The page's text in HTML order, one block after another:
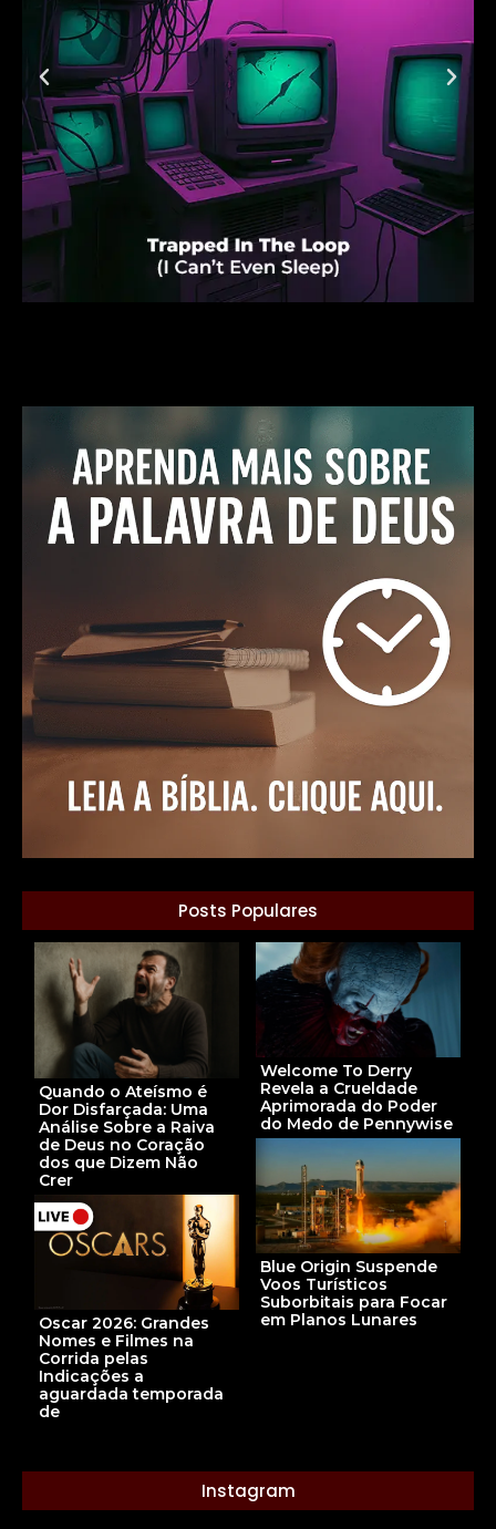
Posts Populares
Quando o Ateísmo é
Dor Disfarçada: Uma
Análise Sobre a Raiva
de Deus no Coração
dos que Dizem Não
Crer
Welcome To Derry
Revela a Crueldade
Aprimorada do Poder
do Medo de Pennywise
Blue Origin Suspende
Voos Turísticos
Suborbitais para Focar
em Planos Lunares
Oscar 2026: Grandes
Nomes e Filmes na
Corrida pelas
Indicações a
aguardada temporada
de
Instagram